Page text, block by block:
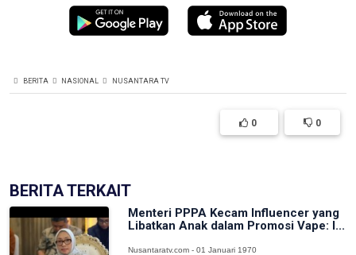
BERITA NASIONAL NUSANTARA TV
0 0
BERITA TERKAIT
Menteri PPPA Kecam Influencer yang
Libatkan Anak dalam Promosi Vape: I...
Nusantaratv.com - 01 Januari 1970